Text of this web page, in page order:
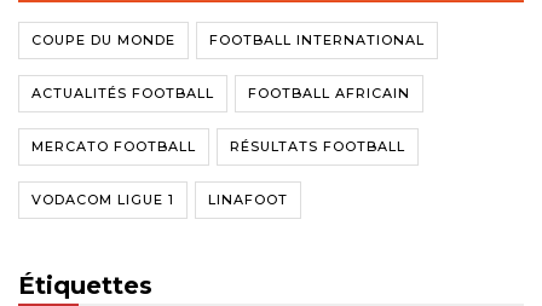
COUPE DU MONDE FOOTBALL INTERNATIONAL
ACTUALITÉS FOOTBALL FOOTBALL AFRICAIN
MERCATO FOOTBALL RÉSULTATS FOOTBALL
VODACOM LIGUE 1 LINAFOOT
Étiquettes